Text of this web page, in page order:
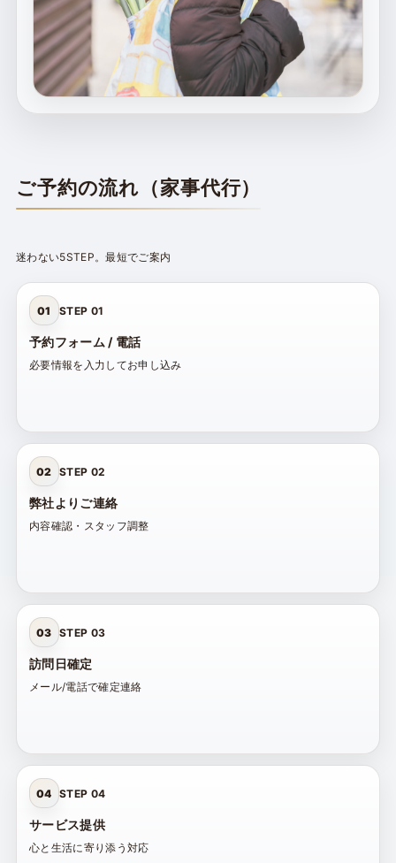
ご予約の流れ（家事代行）
迷わない5STEP。最短でご案内
01 STEP 01
予約フォーム / 電話
必要情報を入力してお申し込み
02 STEP 02
弊社よりご連絡
内容確認・スタッフ調整
03 STEP 03
訪問日確定
メール/電話で確定連絡
04 STEP 04
サービス提供
心と生活に寄り添う対応